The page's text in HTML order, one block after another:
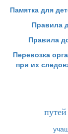
Памятка для
Правила
Правила
Перевозка
при их